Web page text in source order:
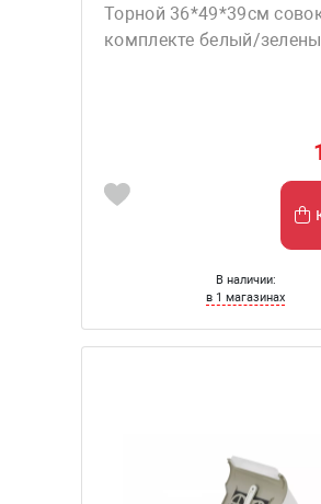
Торной 36*49*39см
комплекте белый/
В наличии:
в 1 магазинах